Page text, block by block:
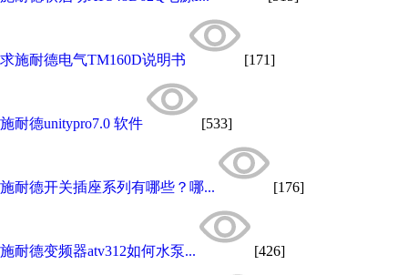
求施耐德电气TM160D说明书 [171]
施耐德unitypro7.0 软件 [533]
施耐德开关插座系列有哪些？哪... [176]
施耐德变频器atv312如何水泵... [426]